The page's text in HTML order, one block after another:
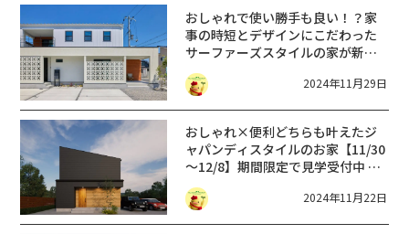
おしゃれで使い勝手も良い！？家
事の時短とデザインにこだわった
サーファーズスタイルの家が新価
格に by グラッソ
2024年11月29日
おしゃれ×便利どちらも叶えたジ
ャパンディスタイルのお家【11/30
～12/8】期間限定で見学受付中 by
グラッソ
2024年11月22日